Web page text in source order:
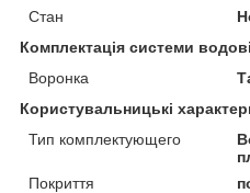
Стан
Комплектація системи
Воронка
Користувальницькі
Тип комплектующего
Покриття